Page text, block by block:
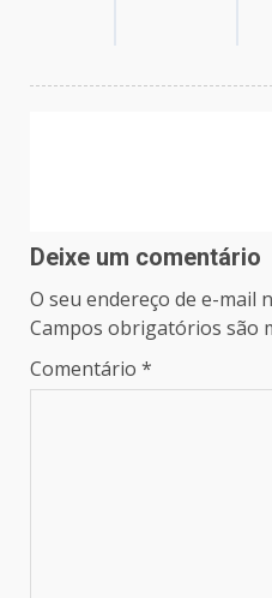
Deixe um comentário
O seu endereço de e-mail
Campos obrigatórios são
Comentário *